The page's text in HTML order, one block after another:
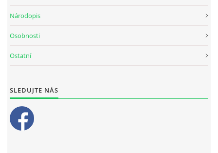
Národopis
Osobnosti
Ostatní
SLEDUJTE NÁS